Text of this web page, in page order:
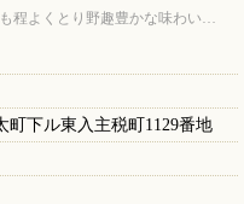
程よくとり野趣豊かな味わい…
町下ル東入主税町1129番地